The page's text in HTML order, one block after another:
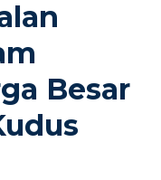
Besar